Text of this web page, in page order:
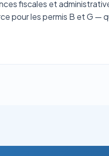
fiscales et
pour les permis B et G —